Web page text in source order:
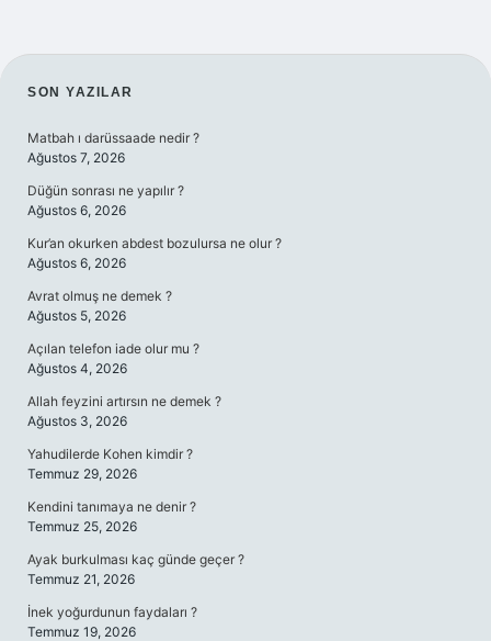
SIDEBAR
SON YAZILAR
Matbah ı darüssaade nedir ?
Ağustos 7, 2026
Düğün sonrası ne yapılır ?
Ağustos 6, 2026
Kur’an okurken abdest bozulursa ne olur ?
Ağustos 6, 2026
Avrat olmuş ne demek ?
Ağustos 5, 2026
Açılan telefon iade olur mu ?
Ağustos 4, 2026
Allah feyzini artırsın ne demek ?
Ağustos 3, 2026
Yahudilerde Kohen kimdir ?
Temmuz 29, 2026
Kendini tanımaya ne denir ?
Temmuz 25, 2026
Ayak burkulması kaç günde geçer ?
Temmuz 21, 2026
İnek yoğurdunun faydaları ?
Temmuz 19, 2026